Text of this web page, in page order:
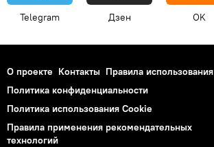
Telegram Дзен OK
О проекте Контакты Правила использования
Политика конфиденциальности
Политика использования Cookie
Правила применения рекомендательных
технологий